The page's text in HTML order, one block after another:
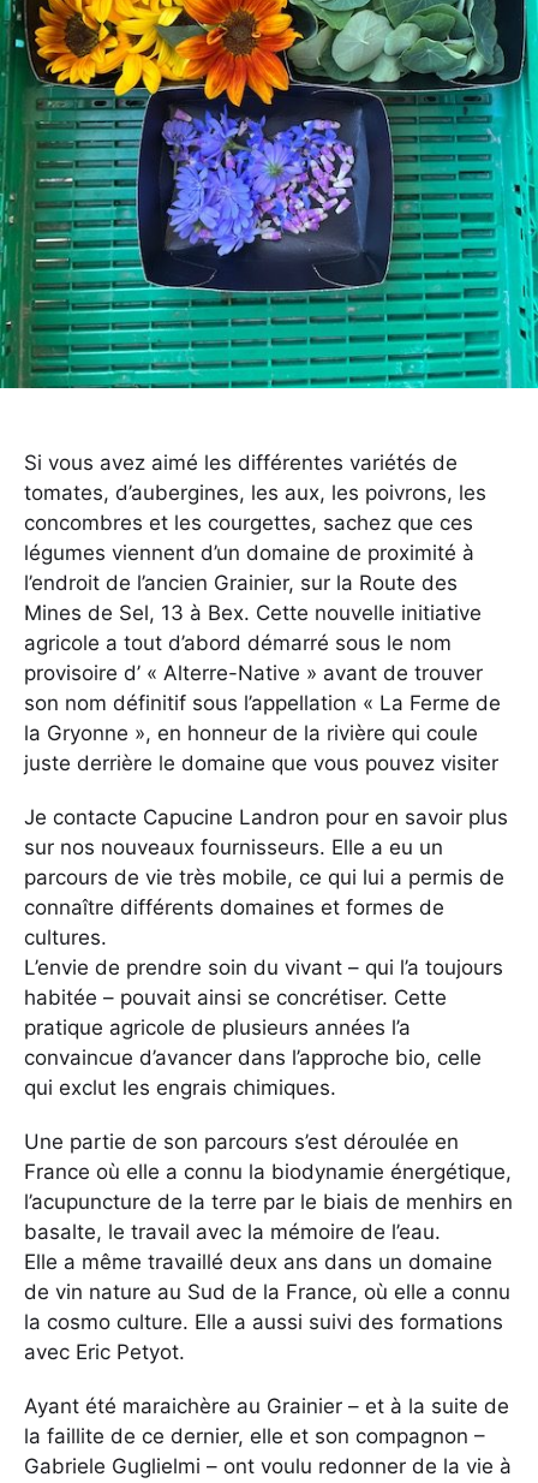
Si vous avez aimé les différentes variétés de
tomates, d’aubergines, les aux, les poivrons, les
concombres et les courgettes, sachez que ces
légumes viennent d’un domaine de proximité à
l’endroit de l’ancien Grainier, sur la Route des
Mines de Sel, 13 à Bex. Cette nouvelle initiative
agricole a tout d’abord démarré sous le nom
provisoire d’ « Alterre-Native » avant de trouver
son nom définitif sous l’appellation « La Ferme de
la Gryonne », en honneur de la rivière qui coule
juste derrière le domaine que vous pouvez visiter
Je contacte Capucine Landron pour en savoir plus
sur nos nouveaux fournisseurs. Elle a eu un
parcours de vie très mobile, ce qui lui a permis de
connaître différents domaines et formes de
cultures.
L’envie de prendre soin du vivant – qui l’a toujours
habitée – pouvait ainsi se concrétiser. Cette
pratique agricole de plusieurs années l’a
convaincue d’avancer dans l’approche bio, celle
qui exclut les engrais chimiques.
Une partie de son parcours s’est déroulée en
France où elle a connu la biodynamie énergétique,
l’acupuncture de la terre par le biais de menhirs en
basalte, le travail avec la mémoire de l’eau.
Elle a même travaillé deux ans dans un domaine
de vin nature au Sud de la France, où elle a connu
la cosmo culture. Elle a aussi suivi des formations
avec Eric Petyot.
Ayant été maraichère au Grainier – et à la suite de
la faillite de ce dernier, elle et son compagnon –
Gabriele Guglielmi – ont voulu redonner de la vie à